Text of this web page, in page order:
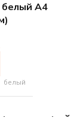
белый А4
белый
ФОТОГРАФИЙ